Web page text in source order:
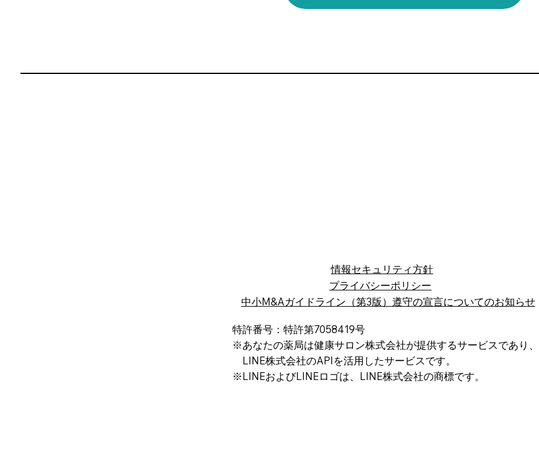
中小M&Aガイドライン（第3版）遵守の宣言についてのお知らせ
プライバシーポリシー
​情報セキュリティ方針
特許番号：特許第7058419号
※あなたの薬局は健康サロン株式会社が提供するサービスであり、
LINE株式会社のAPIを活用したサービスです。
※LINEおよびLINEロゴは、LINE株式会社の商標です。